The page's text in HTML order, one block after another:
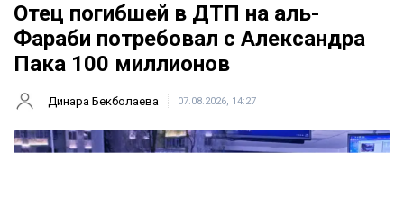
Отец погибшей в ДТП на аль-
Фараби потребовал с Александра
Пака 100 миллионов
Динара Бекболаева 07.08.2026, 14:27